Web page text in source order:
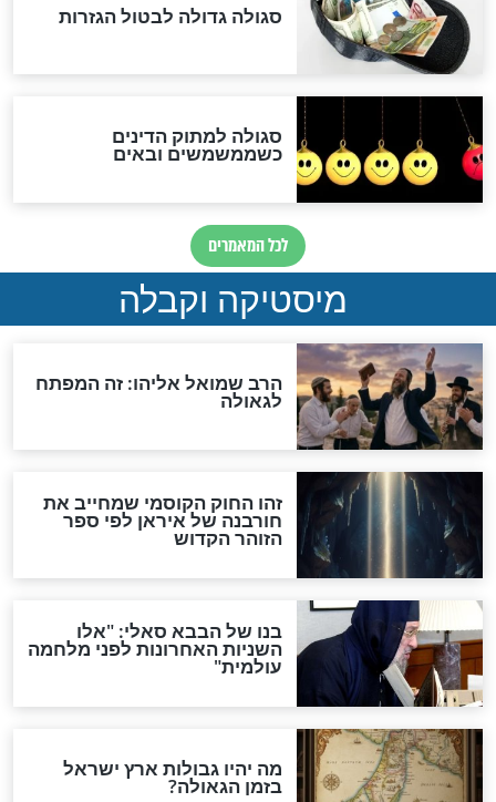
לכל המאמרים
אחרית הימים
האם אפשר לחשב את הקץ?
מה יהיה בימות המשיח?
"לפני הגאולה תהיה אפיקורסות
והכחשה גדולה מאוד של
האמונה"
האם לאחר בוא המשיח יהיה
אפשר לחזור בתשובה?